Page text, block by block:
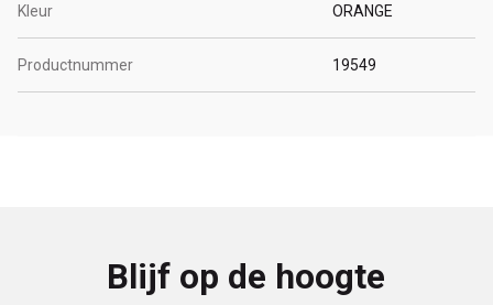
Kleur ORANGE
Productnummer 19549
Blijf op de hoogte